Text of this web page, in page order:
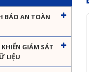
BÁO AN TOÀN
GIÁM SÁT
LIỆU